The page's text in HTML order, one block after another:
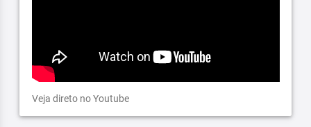
Veja direto no Youtube